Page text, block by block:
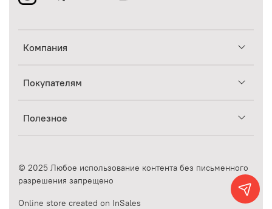
Компания
Покупателям
Полезное
© 2025 Любое использование контента без письменного
разрешения запрещено
Online store created on InSales